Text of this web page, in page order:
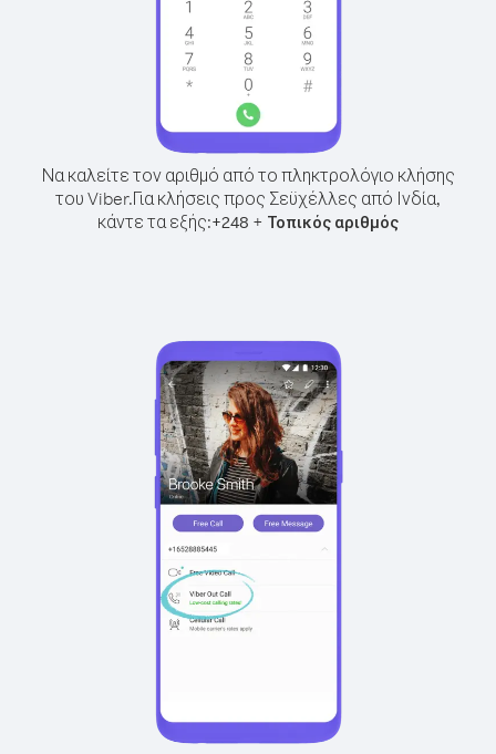
Να καλείτε τον αριθμό από το πληκτρολόγιο κλήσης
του Viber.Για κλήσεις προς Σεϋχέλλες από Ινδία,
κάντε τα εξής:+248 + Τοπικός αριθμός